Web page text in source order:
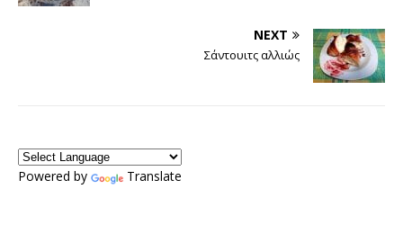
NEXT
Σάντουιτς αλλιώς
Powered by Translate